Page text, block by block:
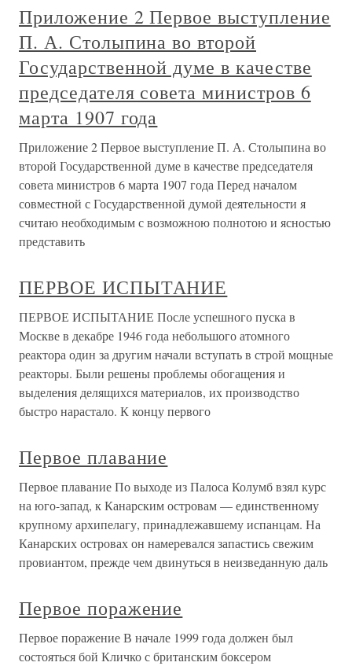
Приложение 2 Первое выступление
П. А. Столыпина во второй
Государственной думе в качестве
председателя совета министров 6
марта 1907 года
Приложение 2 Первое выступление П. А. Столыпина во
второй Государственной думе в качестве председателя
совета министров 6 марта 1907 года Перед началом
совместной с Государственной думой деятельности я
считаю необходимым с возможною полнотою и ясностью
представить
ПЕРВОЕ ИСПЫТАНИЕ
ПЕРВОЕ ИСПЫТАНИЕ После успешного пуска в
Москве в декабре 1946 года небольшого атомного
реактора один за другим начали вступать в строй мощные
реакторы. Были решены проблемы обогащения и
выделения делящихся материалов, их производство
быстро нарастало. К концу первого
Первое плавание
Первое плавание По выходе из Палоса Колумб взял курс
на юго-запад, к Канарским островам — единственному
крупному архипелагу, принадлежавшему испанцам. На
Канарских островах он намеревался запастись свежим
провиантом, прежде чем двинуться в неизведанную даль
Первое поражение
Первое поражение В начале 1999 года должен был
состояться бой Кличко с британским боксером